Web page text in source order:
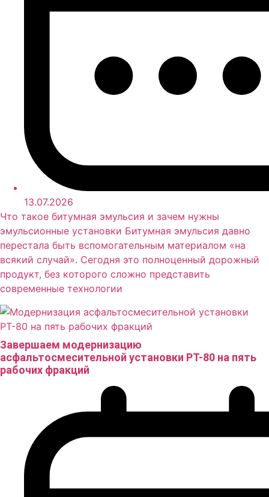
13.07.2026
Что такое битумная эмульсия и зачем нужны
эмульсионные установки Битумная эмульсия давно
перестала быть вспомогательным материалом «на
всякий случай». Сегодня это полноценный дорожный
продукт, без которого сложно представить
современные технологии
Завершаем модернизацию
асфальтосмесительной установки РТ-80 на пять
рабочих фракций